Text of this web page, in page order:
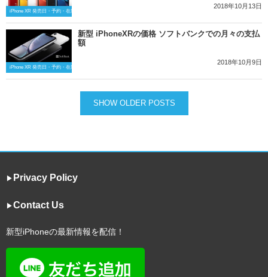
iPhone XR 発売日・予約・在庫の最新情報
2018年10月13日
iPhone XR 発売日・予約・在庫の最新情報
新型 iPhoneXRの価格 ソフトバンクでの月々の支払
額
2018年10月9日
SHOW OLDER POSTS
▶︎ Privacy Policy
▶︎Contact Us
新型iPhoneの最新情報を配信！